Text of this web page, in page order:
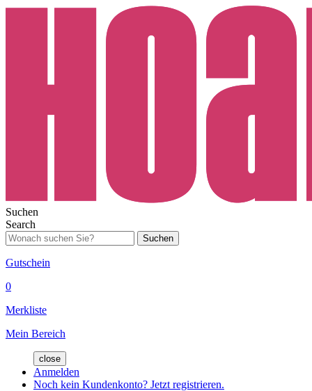
Suchen
Search
Suchen
Gutschein
0
Merkliste
Mein Bereich
close
Anmelden
Noch kein Kundenkonto? Jetzt registrieren.